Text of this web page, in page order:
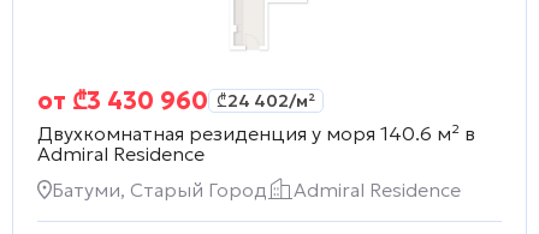
от ₾3 430 960 ₾24 402/м²
Двухкомнатная резиденция у моря 140.6 м² в
Admiral Residence
Батуми, Старый Город
Admiral Residence